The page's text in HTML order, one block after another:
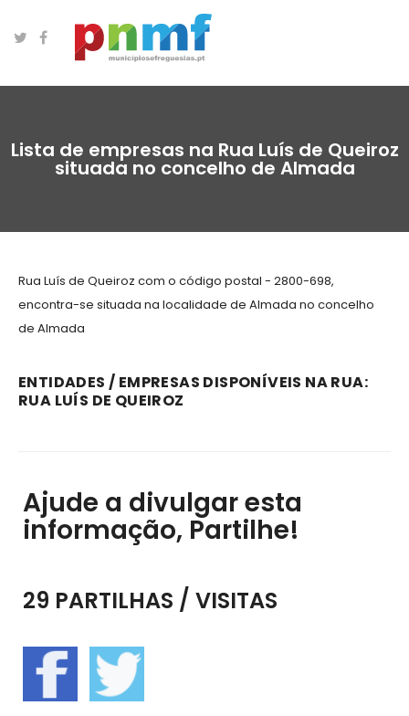
Lista de empresas na Rua Luís de Queiroz
situada no concelho de Almada
Rua Luís de Queiroz com o código postal - 2800-698,
encontra-se situada na localidade de Almada no concelho
de Almada
ENTIDADES / EMPRESAS DISPONÍVEIS NA RUA:
RUA LUÍS DE QUEIROZ
Ajude a divulgar esta
informação, Partilhe!
29 PARTILHAS / VISITAS